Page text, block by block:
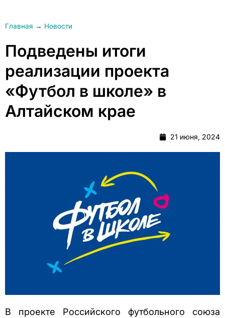
Главная → Новости
Подведены итоги
реализации проекта
«Футбол в школе» в
Алтайском крае
21 июня, 2024
В проекте Российского футбольного союза